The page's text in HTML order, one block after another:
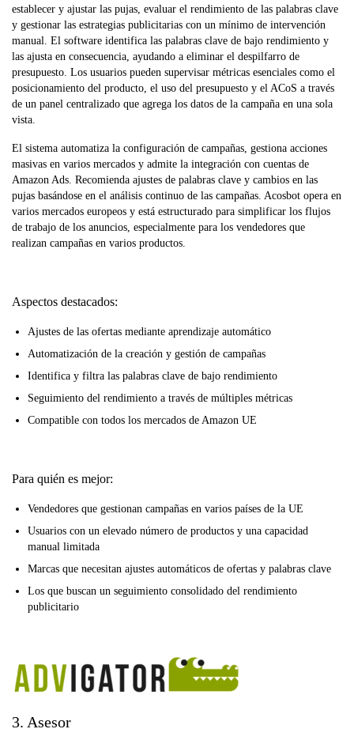
establecer y ajustar las pujas, evaluar el rendimiento de las palabras clave
y gestionar las estrategias publicitarias con un mínimo de intervención
manual. El software identifica las palabras clave de bajo rendimiento y
las ajusta en consecuencia, ayudando a eliminar el despilfarro de
presupuesto. Los usuarios pueden supervisar métricas esenciales como el
posicionamiento del producto, el uso del presupuesto y el ACoS a través
de un panel centralizado que agrega los datos de la campaña en una sola
vista.
El sistema automatiza la configuración de campañas, gestiona acciones
masivas en varios mercados y admite la integración con cuentas de
Amazon Ads. Recomienda ajustes de palabras clave y cambios en las
pujas basándose en el análisis continuo de las campañas. Acosbot opera en
varios mercados europeos y está estructurado para simplificar los flujos
de trabajo de los anuncios, especialmente para los vendedores que
realizan campañas en varios productos.
Aspectos destacados:
Ajustes de las ofertas mediante aprendizaje automático
Automatización de la creación y gestión de campañas
Identifica y filtra las palabras clave de bajo rendimiento
Seguimiento del rendimiento a través de múltiples métricas
Compatible con todos los mercados de Amazon UE
Para quién es mejor:
Vendedores que gestionan campañas en varios países de la UE
Usuarios con un elevado número de productos y una capacidad
manual limitada
Marcas que necesitan ajustes automáticos de ofertas y palabras clave
Los que buscan un seguimiento consolidado del rendimiento
publicitario
3. Asesor